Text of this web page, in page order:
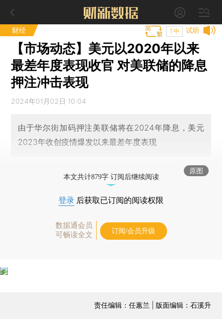
财经 试听
T中
【市场动态】美元以2020年以来
最差年度表现收官 对美联储的降息
押注冲击表现
2024年01月02日 10:04
由于华尔街加码押注美联储将在2024年降息，美元
2023年收创疫情爆发以来最差年度表现
原图
本文共计879字 订阅后继续阅读
登录 后获取已订阅的阅读权限
数据通会员
可畅读全文
订阅/会员升级
责任编辑：任蕙兰 | 版面编辑：石溪升